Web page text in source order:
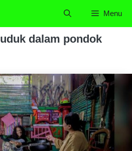
Menu
dalam pondok